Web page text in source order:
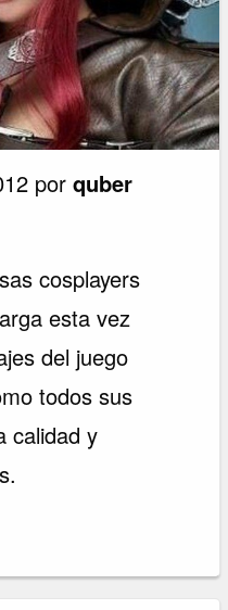
porquber
cosplayers
esta vez
del juego
todos sus
calidad y